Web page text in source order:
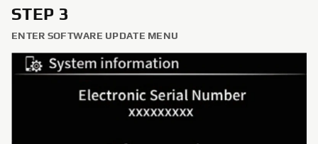
STEP 3
ENTER SOFTWARE UPDATE MENU